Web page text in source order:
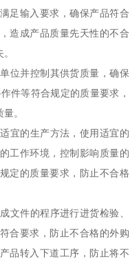
足输入要求，确保产品符合
造成产品质量先天性的不合
。
位并控制其供货质量，确保
件等符合规定的质量要求，
。
宜的生产方法，使用适宜的
工作环境，控制影响质量的
定的质量要求，防止不合格
文件的程序进行进货检验、
合要求，防止不合格的外购
品转入下道工序，防止将不